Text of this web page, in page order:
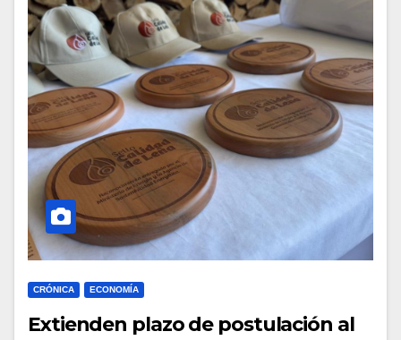
CRÓNICA ECONOMÍA
Extienden plazo de postulación al